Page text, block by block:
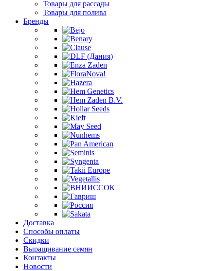
Товары для рассады
Товары для полива
Бренды
Доставка
Способы оплаты
Скидки
Выращивание семян
Контакты
Новости